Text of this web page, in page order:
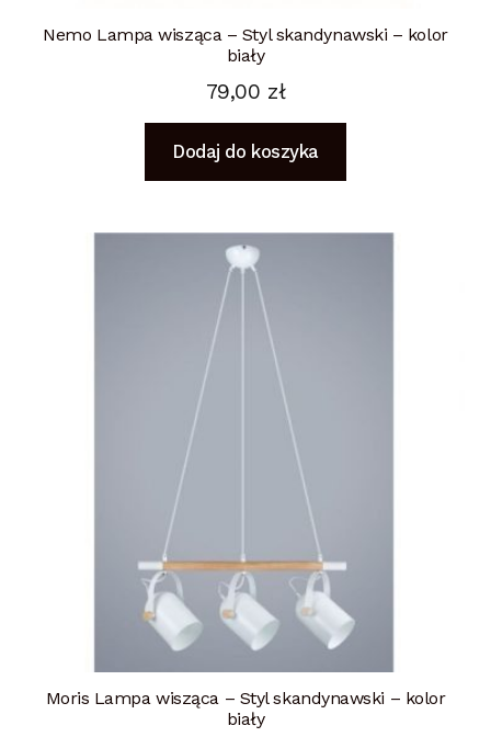
Nemo Lampa wisząca – Styl skandynawski – kolor
biały
79,00 zł
Dodaj do koszyka
Moris Lampa wisząca – Styl skandynawski – kolor
biały